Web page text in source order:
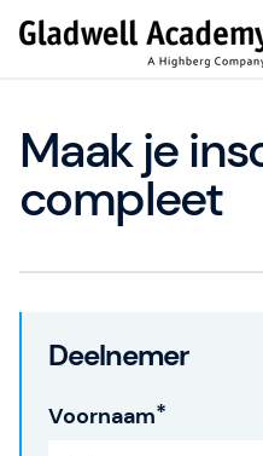
Maak je
compleet
Deelnemer
Voornaam